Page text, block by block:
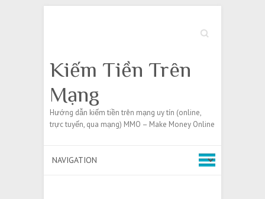
Search
Kiếm Tiền Trên
Mạng
Hướng dẫn kiếm tiền trên mạng uy tín (online,
trực tuyến, qua mạng) MMO – Make Money Online